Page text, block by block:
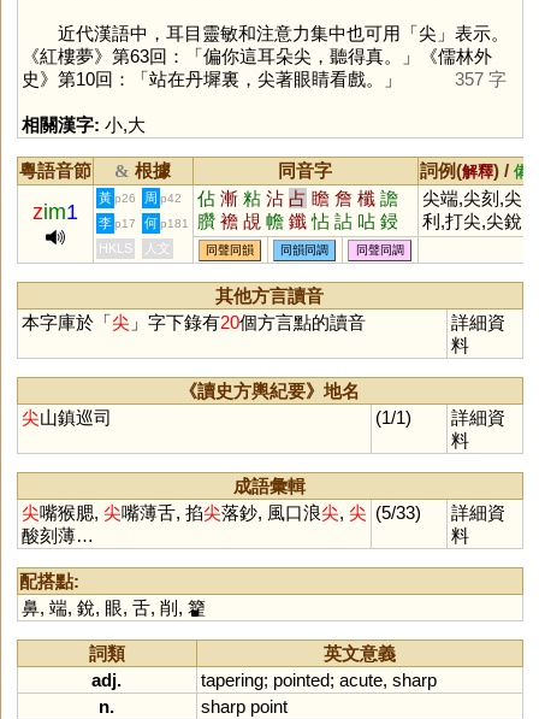
近代漢語中，耳目靈敏和注意力集中也可用「 尖 」表示。
《紅樓夢》第63回：「偏你這耳朵尖，聽得真。」《儒林外
史》第10回：「站在丹墀裏，尖著眼睛看戲。」
357 字
相關漢字: 小,大
粵語音節 & 根據 同音字 詞例(解釋) / 備
zim1
黃 p26 周 p42 佔 漸 粘 沾 占 瞻 詹 櫼 譫
臢 襜 覘 幨 鑯 怗 詀 呫 鋟
瀸 薝 熸 惉 蛅 霑
尖端,尖刻,尖
利,打尖,尖銳
李 p17 何 p181
HKLS 人文 同聲同韻 同韻同調 同聲同調
其他方言讀音
本字庫於「尖 」字下錄有20個方言點的讀音
詳細資
料
《讀史方輿紀要》地名
尖山鎮巡司 (1/1)
詳細資
料
成語彙輯
尖嘴猴腮, 尖嘴薄舌, 掐尖落鈔, 風口浪尖, 尖
酸刻薄…
(5/33)
詳細資
料
配搭點:
鼻, 端, 銳, 眼, 舌, 削 , 籊
詞類
英文意義
adj.
tapering; pointed; acute, sharp
n.
sharp point